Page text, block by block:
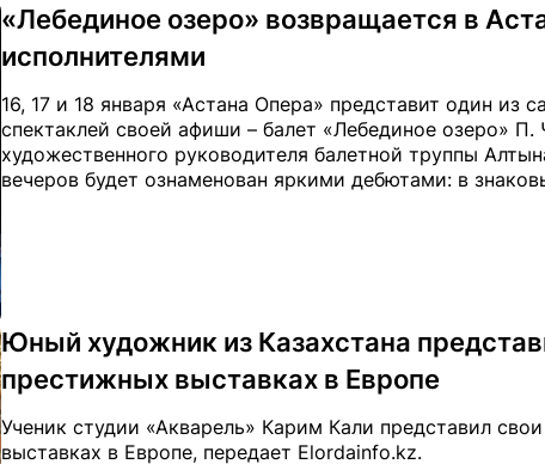
«Лебединое озеро» возвращается в
исполнителями
16, 17 и 18 января «Астана Опера» представит один из
спектаклей своей афиши – балет «Лебединое озеро» П.
художественного руководителя балетной труппы
вечеров будет ознаменован яркими дебютами: в
Юный художник из Казахстана
престижных выставках в Европе
Ученик студии «Акварель» Карим Кали представил
выставках в Европе, передает Elordainfo.kz.